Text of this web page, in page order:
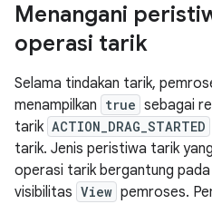
Menangani
operasi tarik
Selama tindakan tarik,
menampilkan true sebagai
tarik ACTION_DRAG_STARTED
tarik. Jenis peristiwa tarik
operasi tarik bergantung
visibilitas View pemroses.